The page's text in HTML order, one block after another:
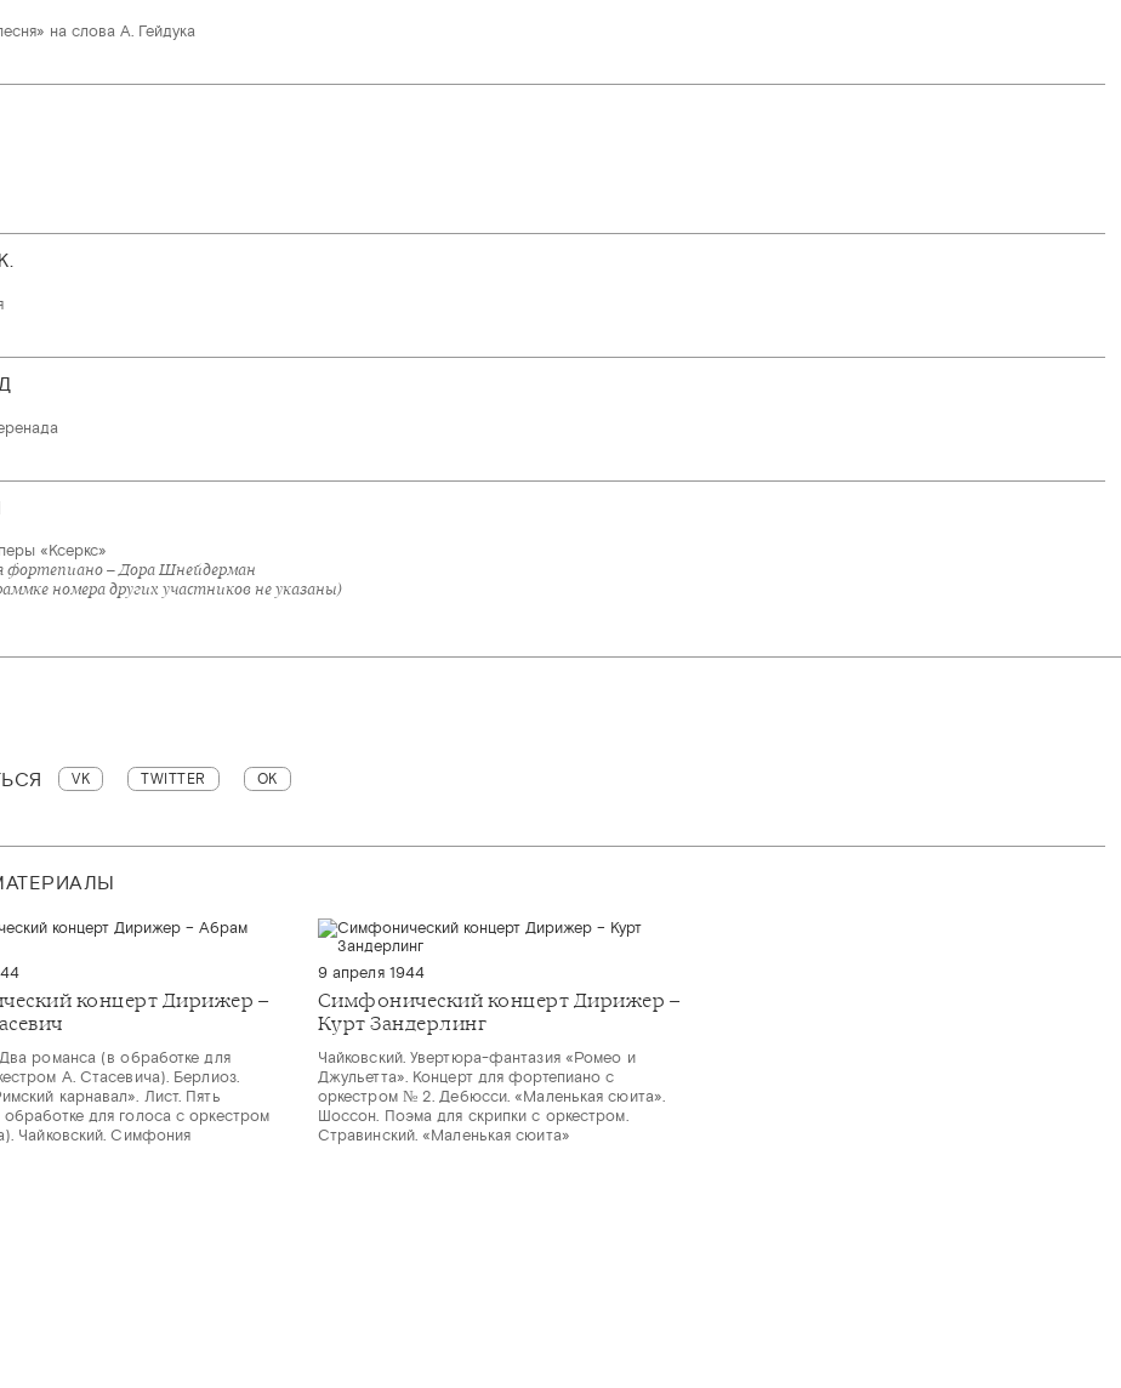
на слова А. Гейдука
«Ксеркс»
фортепиано – Дора Шнейдерман
номера других участников не указаны)
VK TWITTER OK
9 апреля 1944
Симфонический концерт Дирижер –
Курт Зандерлинг
Чайковский. Увертюра-фантазия «Ромео и
Джульетта». Концерт для фортепиано с
оркестром № 2. Дебюсси. «Маленькая сюита».
Шоссон. Поэма для скрипки с оркестром.
Стравинский. «Маленькая сюита»
концерт Дирижер –
романса (в обработке для
А. Стасевича). Берлиоз.
карнавал». Лист. Пять
для голоса с оркестром
Чайковский. Симфония